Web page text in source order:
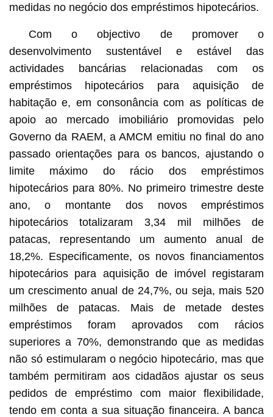
medidas no negócio dos empréstimos hipotecários.
Com o objectivo de promover o
desenvolvimento sustentável e estável das
actividades bancárias relacionadas com os
empréstimos hipotecários para aquisição de
habitação e, em consonância com as políticas de
apoio ao mercado imobiliário promovidas pelo
Governo da RAEM, a AMCM emitiu no final do ano
passado orientações para os bancos, ajustando o
limite máximo do rácio dos empréstimos
hipotecários para 80%. No primeiro trimestre deste
ano, o montante dos novos empréstimos
hipotecários totalizaram 3,34 mil milhões de
patacas, representando um aumento anual de
18,2%. Especificamente, os novos financiamentos
hipotecários para aquisição de imóvel registaram
um crescimento anual de 24,7%, ou seja, mais 520
milhões de patacas. Mais de metade destes
empréstimos foram aprovados com rácios
superiores a 70%, demonstrando que as medidas
não só estimularam o negócio hipotecário, mas que
também permitiram aos cidadãos ajustar os seus
pedidos de empréstimo com maior flexibilidade,
tendo em conta a sua situação financeira. A banca